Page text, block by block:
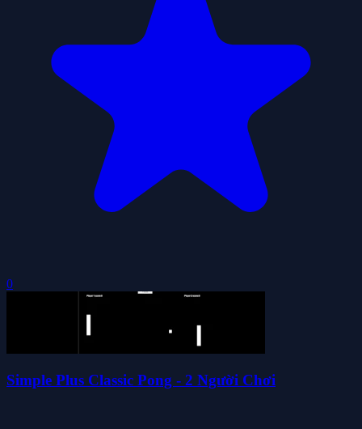
0
Simple Plus Classic Pong - 2 Người Chơi